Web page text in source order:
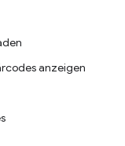
anzeigen